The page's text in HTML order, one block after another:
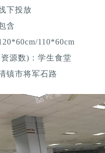
下投放
含
110*60cm
源数)：学生食堂
镇市将军石路